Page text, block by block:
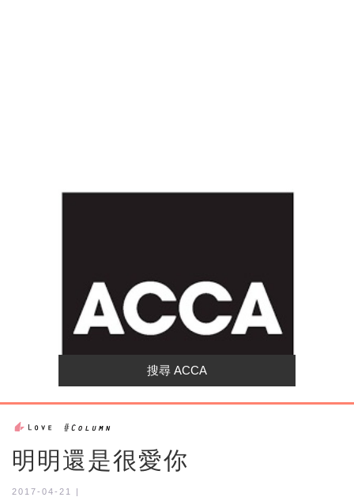
明明還是很愛你
2017-04-21 |